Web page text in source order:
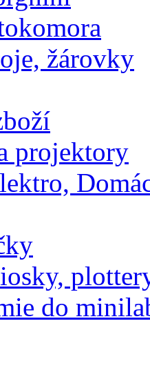
žárovky
projektory
do